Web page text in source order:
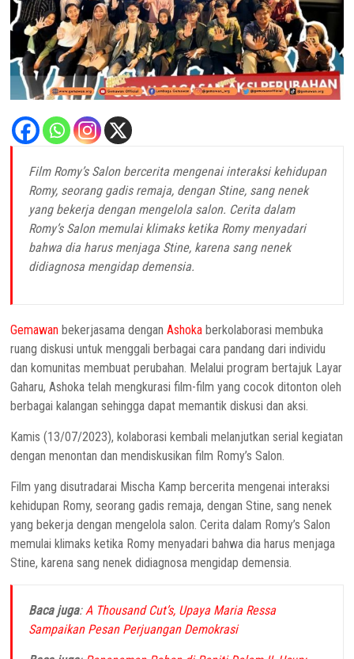
Film Romy’s Salon bercerita mengenai interaksi kehidupan
Romy, seorang gadis remaja, dengan Stine, sang nenek
yang bekerja dengan mengelola salon. Cerita dalam
Romy’s Salon memulai klimaks ketika Romy menyadari
bahwa dia harus menjaga Stine, karena sang nenek
didiagnosa mengidap demensia.
Gemawan bekerjasama denganAshoka berkolaborasi membuka
ruang diskusi untuk menggali berbagai cara pandang dari individu
dan komunitas membuat perubahan. Melalui program bertajuk Layar
Gaharu, Ashoka telah mengkurasi film-film yang cocok ditonton oleh
berbagai kalangan sehingga dapat memantik diskusi dan aksi.
Kamis (13/07/2023), kolaborasi kembali melanjutkan serial kegiatan
dengan menontan dan mendiskusikan film Romy’s Salon.
Film yang disutradarai Mischa Kamp bercerita mengenai interaksi
kehidupan Romy, seorang gadis remaja, dengan Stine, sang nenek
yang bekerja dengan mengelola salon. Cerita dalam Romy’s Salon
memulai klimaks ketika Romy menyadari bahwa dia harus menjaga
Stine, karena sang nenek didiagnosa mengidap demensia.
Baca juga: A Thousand Cut’s, Upaya Maria Ressa
Sampaikan Pesan Perjuangan Demokrasi